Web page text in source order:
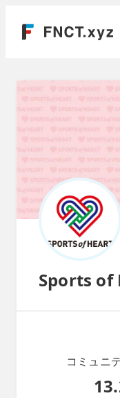
Sports of
コミュニ